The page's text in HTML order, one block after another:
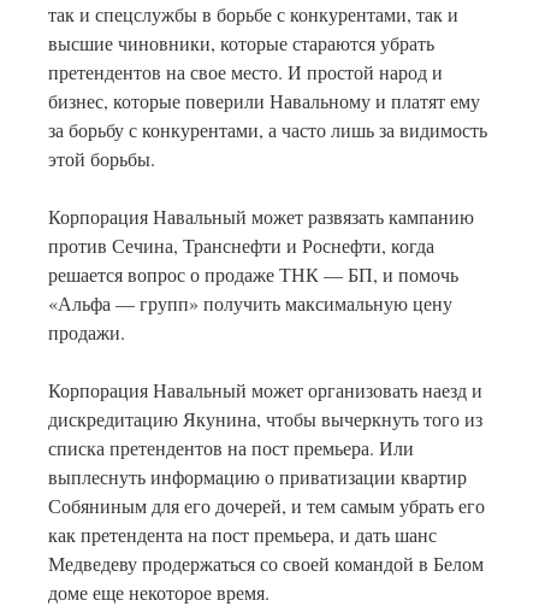
так и спецслужбы в борьбе с конкурентами, так и
высшие чиновники, которые стараются убрать
претендентов на свое место. И простой народ и
бизнес, которые поверили Навальному и платят ему
за борьбу с конкурентами, а часто лишь за видимость
этой борьбы.
Корпорация Навальный может развязать кампанию
против Сечина, Транснефти и Роснефти, когда
решается вопрос о продаже ТНК — БП, и помочь
«Альфа — групп» получить максимальную цену
продажи.
Корпорация Навальный может организовать наезд и
дискредитацию Якунина, чтобы вычеркнуть того из
списка претендентов на пост премьера. Или
выплеснуть информацию о приватизации квартир
Собяниным для его дочерей, и тем самым убрать его
как претендента на пост премьера, и дать шанс
Медведеву продержаться со своей командой в Белом
доме еще некоторое время.